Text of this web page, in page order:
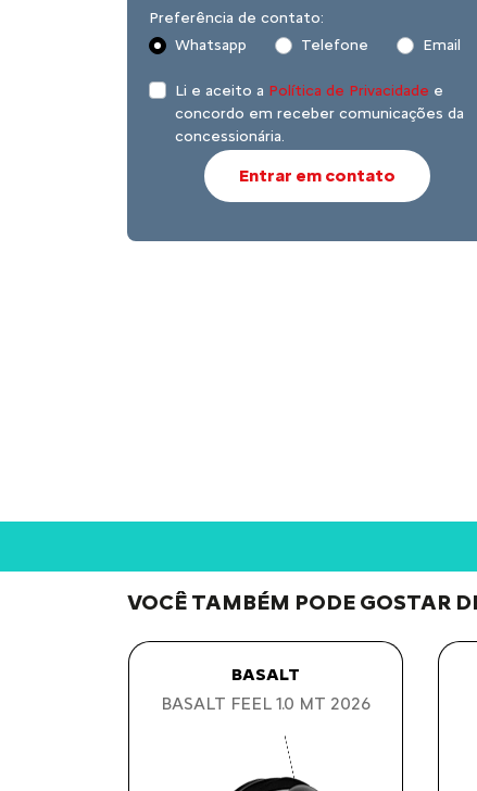
Preferência de contato:
Whatsapp
Telefone Email
Li e aceito a Política de Privacidade e
concordo em receber comunicações da
concessionária.
Entrar em contato
VOCÊ TAMBÉM PODE GOSTAR
BASALT
BASALT FEEL 1.0 MT 2026